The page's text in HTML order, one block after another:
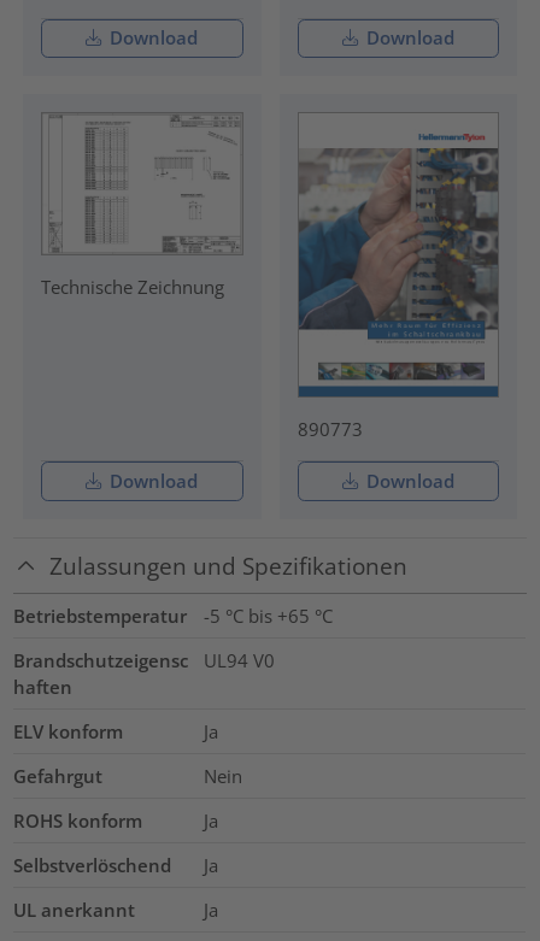
Download Download
Technische Zeichnung
Download
890773
Download
Zulassungen und Spezifikationen
Betriebstemperatur
-5 °C bis +65 °C
Brandschutzeigensc
haften
UL94 V0
ELV konform
Ja
Gefahrgut
Nein
ROHS konform
Ja
Selbstverlöschend
Ja
UL anerkannt
Ja